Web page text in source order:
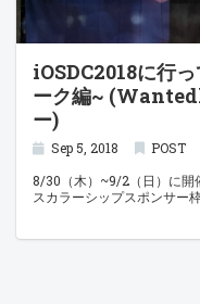
iOSDC2018に行
ーク編~
ー)
Sep 5, 2018
POST
8/30（木）~9/2（日）に開
スカラーシップスポンサー